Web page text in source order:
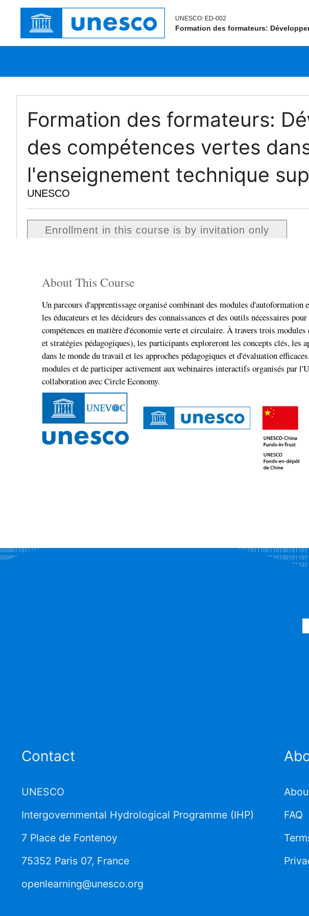
UNESCO: ED-002
Formation des formateurs:
Formation des formateurs:
des compétences vertes
l'enseignement technique
UNESCO
Enrollment in this course is by invitation only
About This Course
Un parcours d'apprentissage organisé combinant des modules d'autoformation
les éducateurs et les décideurs des connaissances et des outils nécessaires
compétences en matière d'économie verte et circulaire. À travers trois
et stratégies pédagogiques), les participants exploreront les concepts clés, les
dans le monde du travail et les approches pédagogiques et d'évaluation
modules et de participer activement aux webinaires interactifs organisés par
collaboration avec Circle Economy.
Contact
UNESCO
Intergovernmental Hydrological Programme (IHP)
7 Place de Fontenoy
75352 Paris 07, France
openlearning@unesco.org
FAQ